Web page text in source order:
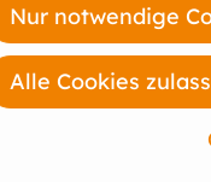
zubereitet als
wie Essig
oder sogar
, Enten-
Nur notwendige
Alle Cookies